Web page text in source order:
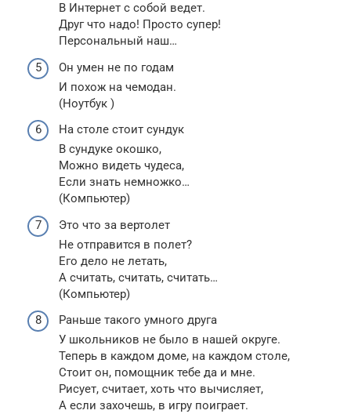
В Интернет с собой ведет.
Друг что надо! Просто супер!
Персональный наш…
Он умен не по годам
И похож на чемодан.
(Ноутбук )
На столе стоит сундук
В сундуке окошко,
Можно видеть чудеса,
Если знать немножко…
(Компьютер)
Это что за вертолет
Не отправится в полет?
Его дело не летать,
А считать, считать, считать…
(Компьютер)
Раньше такого умного друга
У школьников не было в нашей округе.
Теперь в каждом доме, на каждом столе,
Стоит он, помощник тебе да и мне.
Рисует, считает, хоть что вычисляет,
А если захочешь, в игру поиграет.